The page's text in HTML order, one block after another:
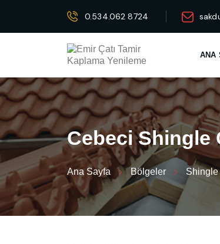
0.534.062 8724
ANA
Cebeci Shingle
Ana Sayfa Bölgeler Shingle